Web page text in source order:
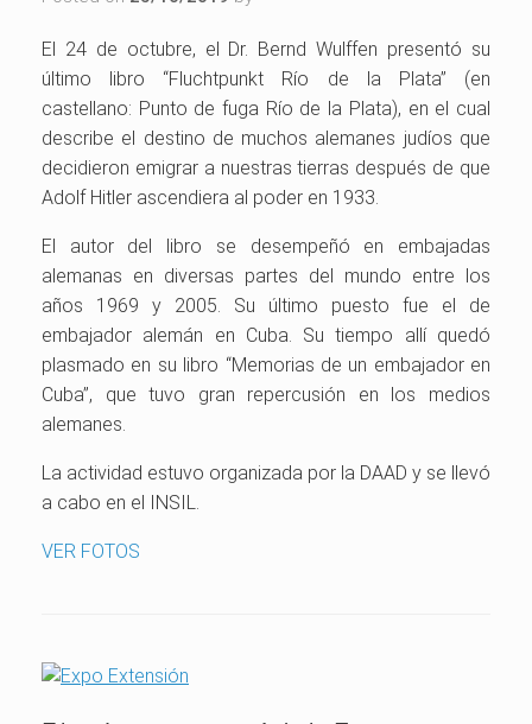
El 24 de octubre, el Dr. Bernd Wulffen presentó su
último libro “Fluchtpunkt Río de la Plata” (en
castellano: Punto de fuga Río de la Plata), en el cual
describe el destino de muchos alemanes judíos que
decidieron emigrar a nuestras tierras después de que
Adolf Hitler ascendiera al poder en 1933.
El autor del libro se desempeñó en embajadas
alemanas en diversas partes del mundo entre los
años 1969 y 2005. Su último puesto fue el de
embajador alemán en Cuba. Su tiempo allí quedó
plasmado en su libro “Memorias de un embajador en
Cuba”, que tuvo gran repercusión en los medios
alemanes.
L️a actividad estuvo organizada por la DAAD y se llevó
a cabo en el INSIL.
VER FOTOS